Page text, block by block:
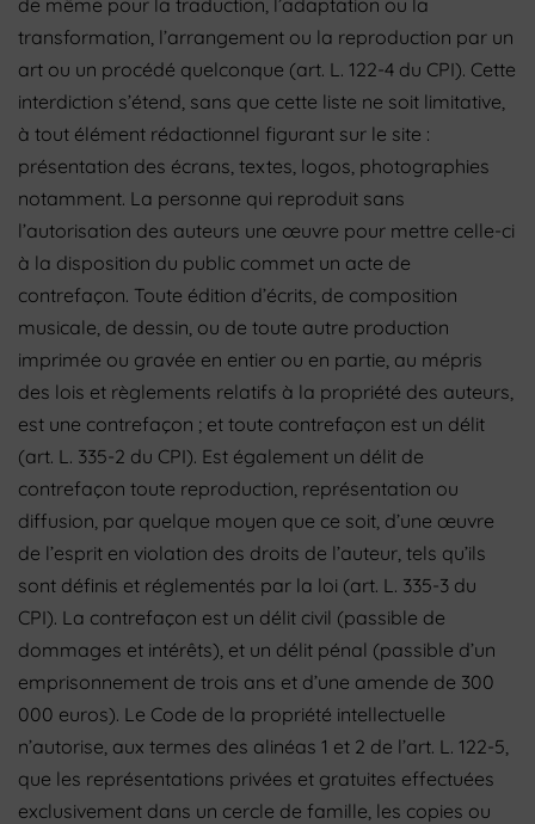
transformation, l’arrangement ou la reproduction par un
art ou un procédé quelconque (art. L. 122-4 du CPI). Cette
interdiction s’étend, sans que cette liste ne soit limitative,
à tout élément rédactionnel figurant sur le site :
présentation des écrans, textes, logos, photographies
notamment. La personne qui reproduit sans
l’autorisation des auteurs une œuvre pour mettre celle-ci
à la disposition du public commet un acte de
contrefaçon. Toute édition d’écrits, de composition
musicale, de dessin, ou de toute autre production
imprimée ou gravée en entier ou en partie, au mépris
des lois et règlements relatifs à la propriété des auteurs,
est une contrefaçon ; et toute contrefaçon est un délit
(art. L. 335-2 du CPI). Est également un délit de
contrefaçon toute reproduction, représentation ou
diffusion, par quelque moyen que ce soit, d’une œuvre
de l’esprit en violation des droits de l’auteur, tels qu’ils
sont définis et réglementés par la loi (art. L. 335-3 du
CPI). La contrefaçon est un délit civil (passible de
dommages et intérêts), et un délit pénal (passible d’un
emprisonnement de trois ans et d’une amende de 300
000 euros). Le Code de la propriété intellectuelle
n’autorise, aux termes des alinéas 1 et 2 de l’art. L. 122-5,
que les représentations privées et gratuites effectuées
exclusivement dans un cercle de famille, les copies ou